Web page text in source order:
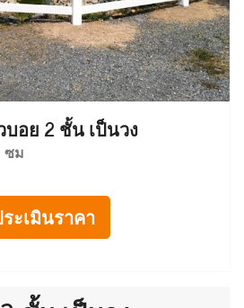
บอย 2 ชั้น เป็นวง
ซม
ะเมินราคา